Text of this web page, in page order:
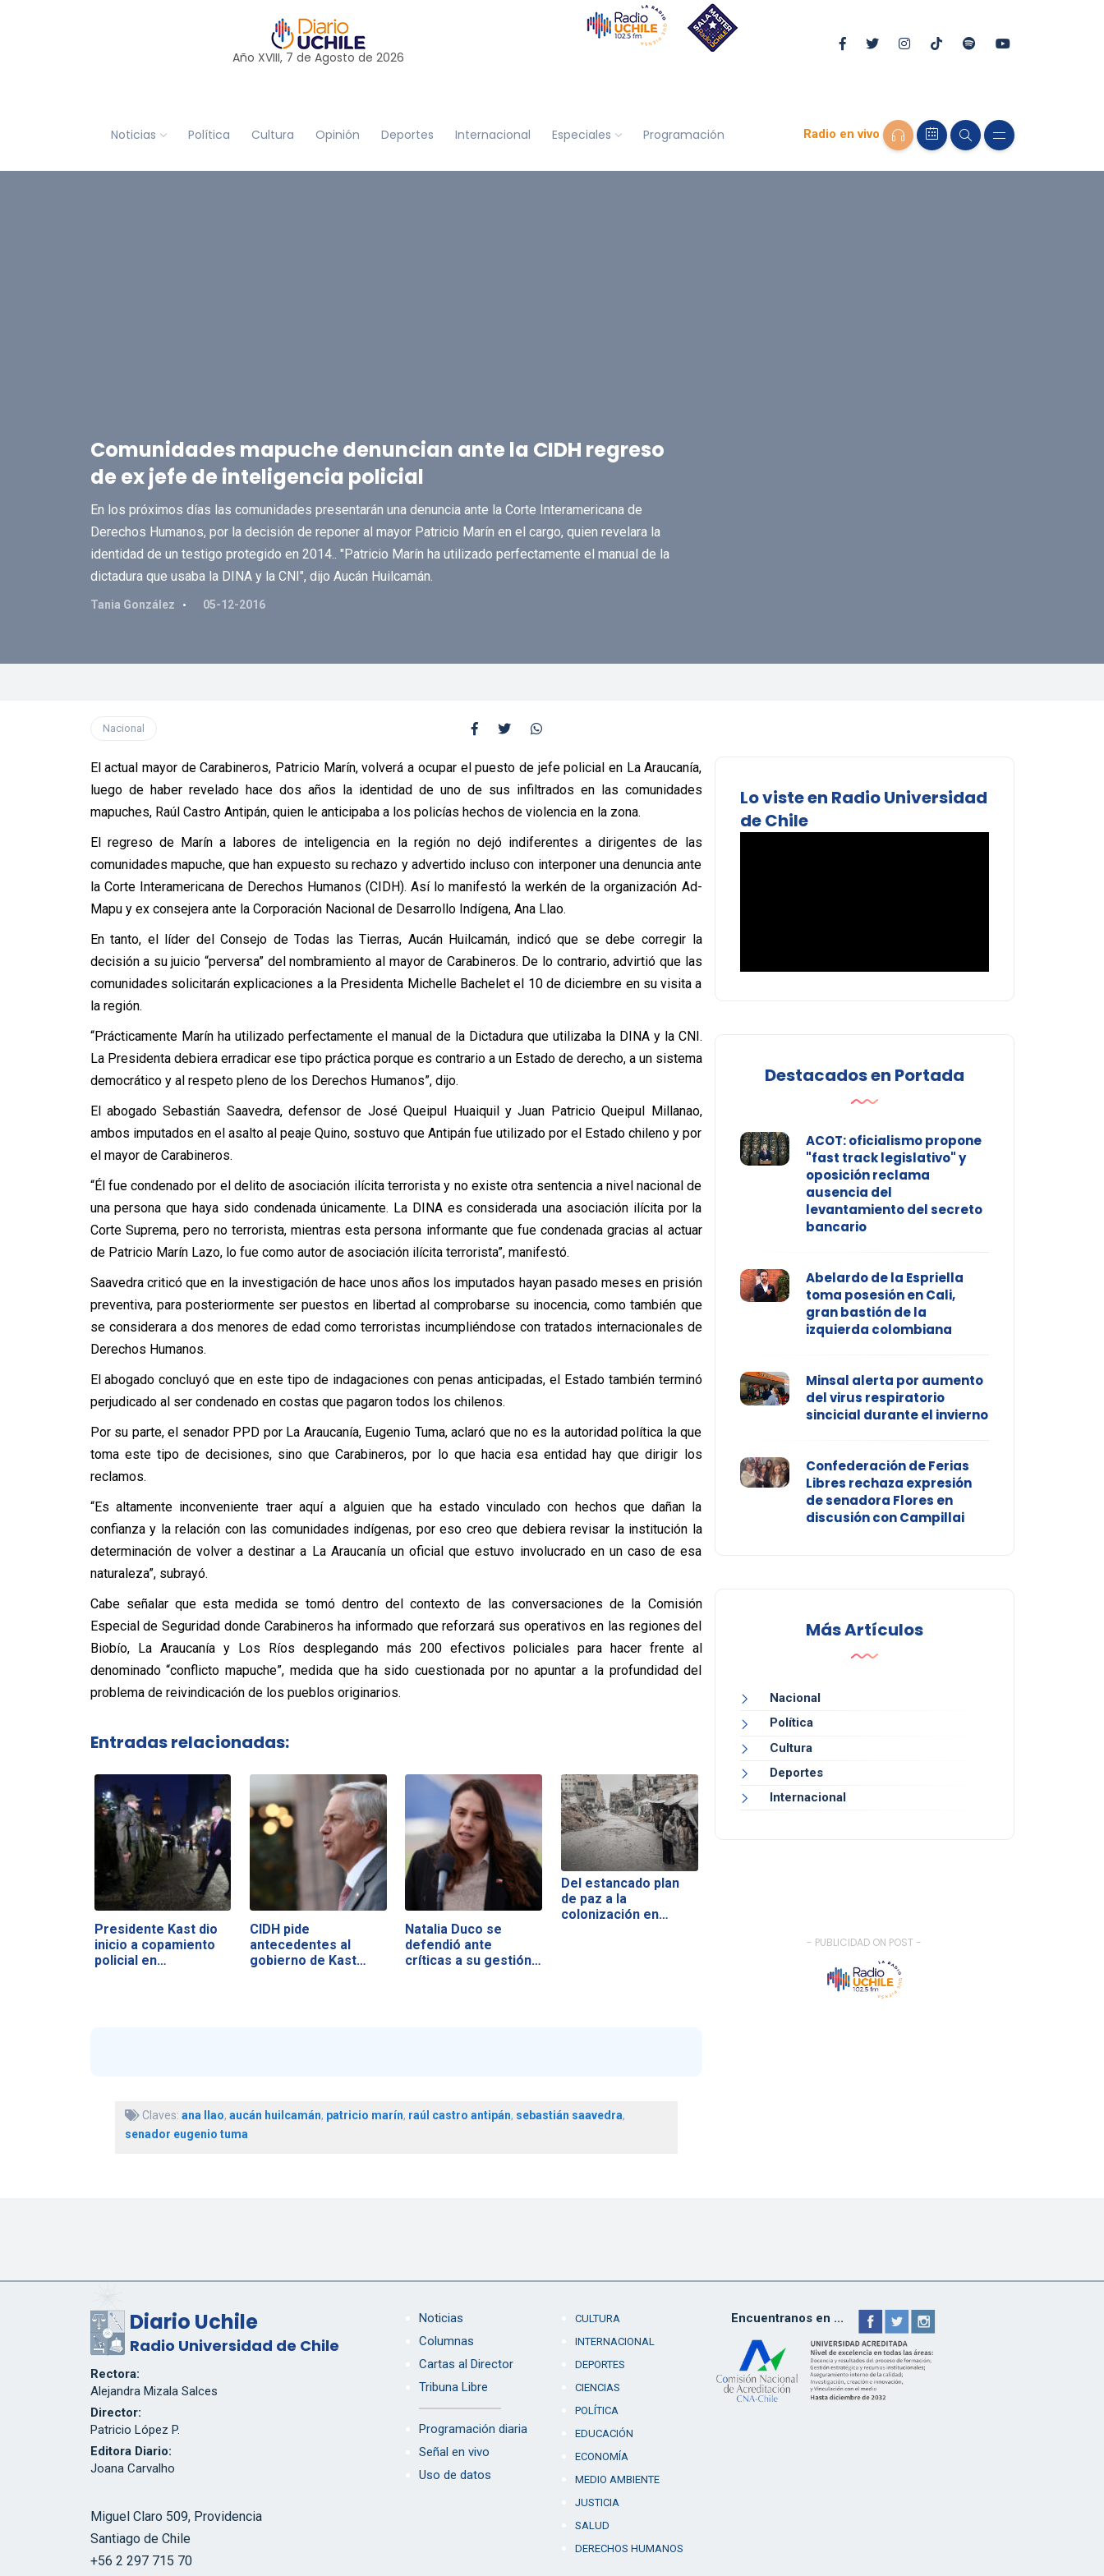
Año XVIII, 7 de Agosto de 2026
Noticias Política Cultura Opinión Deportes Internacional Especiales Programación Radio en vivo
Comunidades mapuche denuncian ante la CIDH regreso
de ex jefe de inteligencia policial
En los próximos días las comunidades presentarán una denuncia ante la Corte Interamericana de
Derechos Humanos, por la decisión de reponer al mayor Patricio Marín en el cargo, quien revelara la
identidad de un testigo protegido en 2014.. "Patricio Marín ha utilizado perfectamente el manual de la
dictadura que usaba la DINA y la CNI", dijo Aucán Huilcamán.
Tania González 05-12-2016
Nacional
El actual mayor de Carabineros, Patricio Marín, volverá a ocupar el puesto de jefe policial en La Araucanía,
luego de haber revelado hace dos años la identidad de uno de sus infiltrados en las comunidades
mapuches, Raúl Castro Antipán, quien le anticipaba a los policías hechos de violencia en la zona.
El regreso de Marín a labores de inteligencia en la región no dejó indiferentes a dirigentes de las
comunidades mapuche, que han expuesto su rechazo y advertido incluso con interponer una denuncia ante
la Corte Interamericana de Derechos Humanos (CIDH). Así lo manifestó la werkén de la organización Ad-
Mapu y ex consejera ante la Corporación Nacional de Desarrollo Indígena, Ana Llao.
En tanto, el líder del Consejo de Todas las Tierras, Aucán Huilcamán, indicó que se debe corregir la
decisión a su juicio “perversa” del nombramiento al mayor de Carabineros. De lo contrario, advirtió que las
comunidades solicitarán explicaciones a la Presidenta Michelle Bachelet el 10 de diciembre en su visita a
la región.
“Prácticamente Marín ha utilizado perfectamente el manual de la Dictadura que utilizaba la DINA y la CNI.
La Presidenta debiera erradicar ese tipo práctica porque es contrario a un Estado de derecho, a un sistema
democrático y al respeto pleno de los Derechos Humanos”, dijo.
El abogado Sebastián Saavedra, defensor de José Queipul Huaiquil y Juan Patricio Queipul Millanao,
ambos imputados en el asalto al peaje Quino, sostuvo que Antipán fue utilizado por el Estado chileno y por
el mayor de Carabineros.
“Él fue condenado por el delito de asociación ilícita terrorista y no existe otra sentencia a nivel nacional de
una persona que haya sido condenada únicamente. La DINA es considerada una asociación ilícita por la
Corte Suprema, pero no terrorista, mientras esta persona informante que fue condenada gracias al actuar
de Patricio Marín Lazo, lo fue como autor de asociación ilícita terrorista”, manifestó.
Saavedra criticó que en la investigación de hace unos años los imputados hayan pasado meses en prisión
preventiva, para posteriormente ser puestos en libertad al comprobarse su inocencia, como también que
se considerara a dos menores de edad como terroristas incumpliéndose con tratados internacionales de
Derechos Humanos.
El abogado concluyó que en este tipo de indagaciones con penas anticipadas, el Estado también terminó
perjudicado al ser condenado en costas que pagaron todos los chilenos.
Por su parte, el senador PPD por La Araucanía, Eugenio Tuma, aclaró que no es la autoridad política la que
toma este tipo de decisiones, sino que Carabineros, por lo que hacia esa entidad hay que dirigir los
reclamos.
“Es altamente inconveniente traer aquí a alguien que ha estado vinculado con hechos que dañan la
confianza y la relación con las comunidades indígenas, por eso creo que debiera revisar la institución la
determinación de volver a destinar a La Araucanía un oficial que estuvo involucrado en un caso de esa
naturaleza”, subrayó.
Cabe señalar que esta medida se tomó dentro del contexto de las conversaciones de la Comisión
Especial de Seguridad donde Carabineros ha informado que reforzará sus operativos en las regiones del
Biobío, La Araucanía y Los Ríos desplegando más 200 efectivos policiales para hacer frente al
denominado “conflicto mapuche”, medida que ha sido cuestionada por no apuntar a la profundidad del
problema de reivindicación de los pueblos originarios.
Entradas relacionadas:
Presidente Kast dio
inicio a copamiento
policial en…
CIDH pide
antecedentes al
gobierno de Kast
Natalia Duco se
defendió ante
críticas a su gestión…
Del estancado plan
de paz a la
colonización en…
Claves: ana llao, aucán huilcamán, patricio marín, raúl castro antipán, sebastián saavedra,
senador eugenio tuma
Lo viste en Radio Universidad
de Chile
Destacados en Portada
ACOT: oficialismo propone
"fast track legislativo" y
oposición reclama
ausencia del
levantamiento del secreto
bancario
Abelardo de la Espriella
toma posesión en Cali,
gran bastión de la
izquierda colombiana
Minsal alerta por aumento
del virus respiratorio
sincicial durante el invierno
Confederación de Ferias
Libres rechaza expresión
de senadora Flores en
discusión con Campillai
Más Artículos
Nacional
Política
Cultura
Deportes
Internacional
- PUBLICIDAD ON POST -
Diario Uchile
Radio Universidad de Chile
Rectora:
Alejandra Mizala Salces
Director:
Patricio López P.
Editora Diario:
Joana Carvalho
Miguel Claro 509, Providencia
Santiago de Chile
+56 2 297 715 70
Noticias
Columnas
Cartas al Director
Tribuna Libre
Programación diaria
Señal en vivo
Uso de datos
CULTURA
INTERNACIONAL
DEPORTES
CIENCIAS
POLÍTICA
EDUCACIÓN
ECONOMÍA
MEDIO AMBIENTE
JUSTICIA
SALUD
DERECHOS HUMANOS
Encuentranos en ...